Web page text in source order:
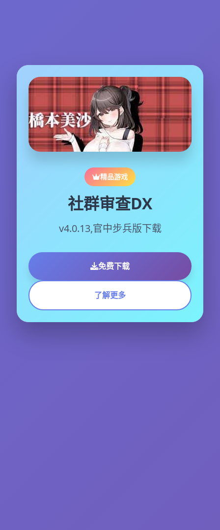
精品游戏
社群审查DX
v4.0.13,官中步兵版下载
免费下载
了解更多